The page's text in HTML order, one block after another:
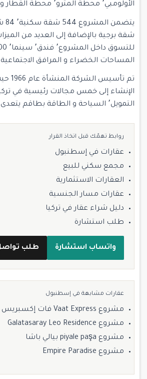
الأولومبي٬ محطة المترو٬ محطة القطار و غيرها.
شقة برجية بالإضافة إلى العديد من
المساحات الخضراء و المرافق الاجتماعية
تم
الإنشاء إلى خمس مجالات رئيسية في
التمويل٬ السياحة و الطاقة بطاقم يتعدى 10,000 موظف.
روابط تهمّك قبل اتخاذ القرار
عقارات في إسطنبول
مجمع سكني للبيع
العقارات الاستثمارية
عقارات مسار الجنسية
دليل شراء عقار في تركيا
طلب استشارة
واتساب استشارة طلب
عقارات مشابهة في إسطنبول
مشروع Vaat Express فات إكسبريس
مشروع Galatasaray Leo Residence
مشروع piyale paşa بيالي باشا
مشروع Empire Paradise